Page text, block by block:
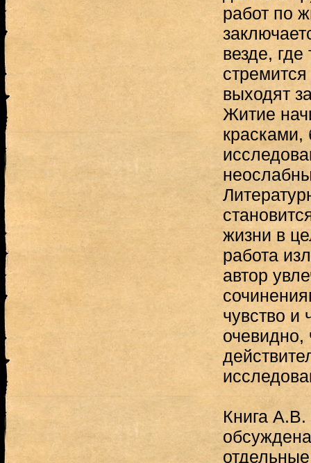
работ по
везде,
выходят
Житие
красками,
жизни в
работа
автор
чувство и
очевидно,
Книга